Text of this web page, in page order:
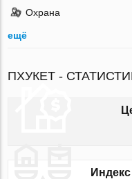
Охрана
ещё
ПХУКЕТ -